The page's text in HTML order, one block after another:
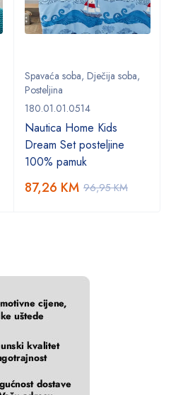
Spavaća soba, Dječija soba,
Posteljina
180.01.01.0514
Nautica Home Kids
Dream Set posteljine
100% pamuk
96,95KM
87,26 KM